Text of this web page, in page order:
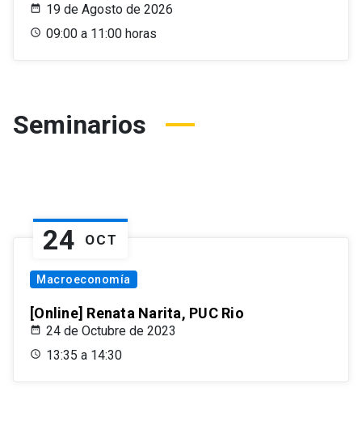
19 de Agosto de 2026
09:00 a 11:00 horas
Seminarios
24 OCT
Macroeconomía
[Online] Renata Narita, PUC Rio
24 de Octubre de 2023
13:35 a 14:30